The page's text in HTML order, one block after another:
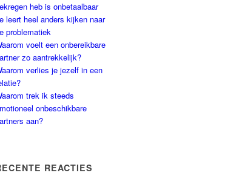
heb is onbetaalbaar
leert heel anders kijken naar
problematiek
voelt een onbereikbare
zo aantrekkelijk?
verlies je jezelf in een
trek ik steeds
onbeschikbare
aan?
REACTIES